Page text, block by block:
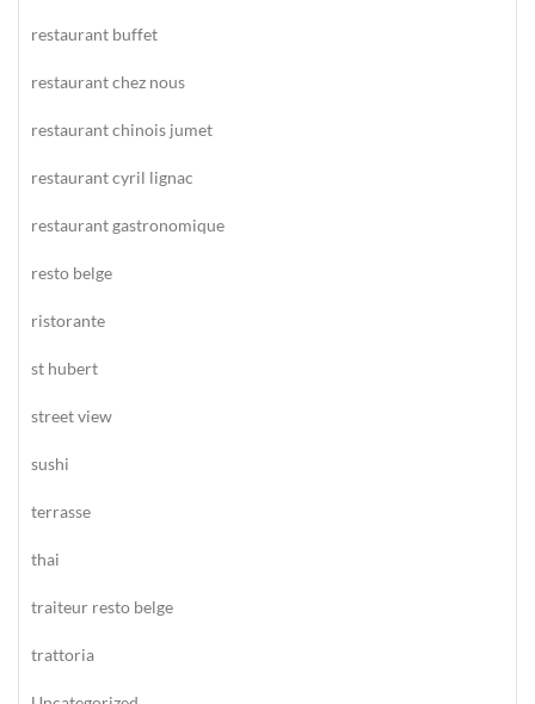
restaurant buffet
restaurant chez nous
restaurant chinois jumet
restaurant cyril lignac
restaurant gastronomique
resto belge
ristorante
st hubert
street view
sushi
terrasse
thai
traiteur resto belge
trattoria